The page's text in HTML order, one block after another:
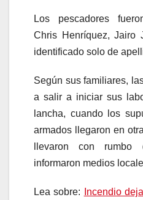
Los pescadores
Chris Henríquez, Jairo
identificado solo de
Según sus familiares,
a salir a iniciar sus
lancha, cuando los
armados llegaron en
llevaron con rumbo
informaron medios
Lea sobre:
Incendio